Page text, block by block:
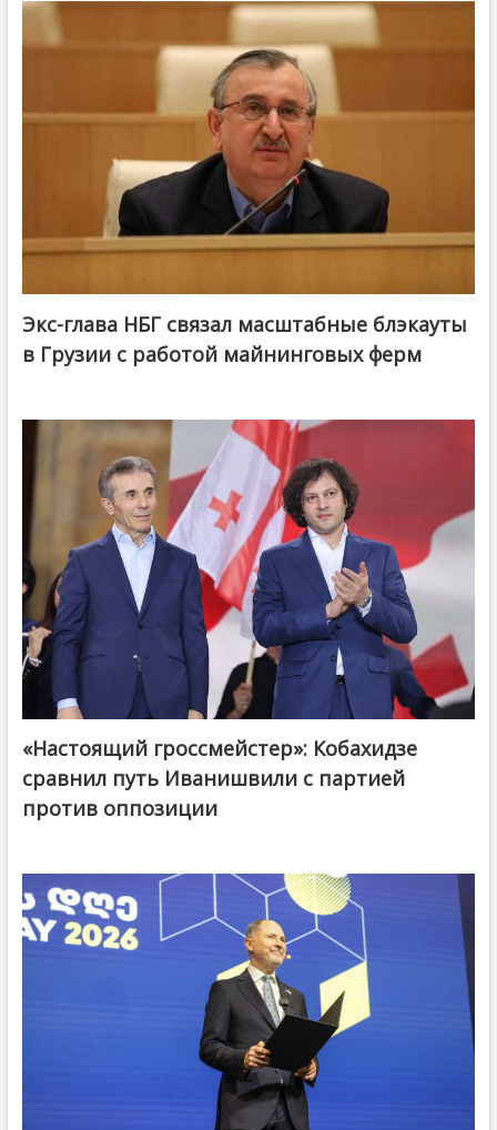
Экс-глава НБГ связал масштабные блэкауты
в Грузии с работой майнинговых ферм
@ქართული ოცნება / Georgian Dream
«Настоящий гроссмейстер»: Кобахидзе
сравнил путь Иванишвили с партией
против оппозиции